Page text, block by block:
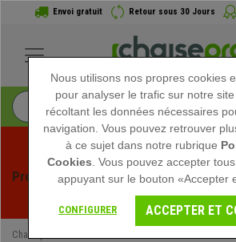
Envoi gratuit Retour sous 30 Jours
Profitez des soldes d'été chez
exclusives pour une durée
Chaisepro
Nous utilisons nos propres cookies
pour analyser le trafic sur notre
récoltant les données nécessaires
navigation. Vous pouvez retrouver
à ce sujet dans notre rubrique
Cookies . Vous pouvez accepter
appuyant sur le bouton «Accepter
CONFIGURER ACCEPTER ET